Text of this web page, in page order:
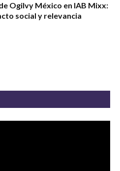
Ogilvy México en IAB Mixx:
social y relevancia